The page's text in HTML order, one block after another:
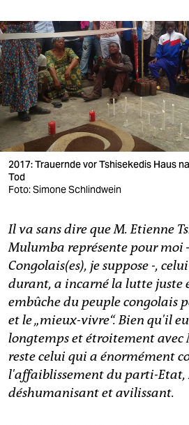
2017: Trauernde vor Tshisekedis Haus
Tod
Foto: Simone Schlindwein
Il va sans dire que M. Etienne
Mulumba représente pour moi
Congolais(es), je suppose -,
durant, a incarné la lutte juste
embûche du peuple congolais
et le „mieux-vivre“. Bien qu'il
longtemps et étroitement avec
reste celui qui a énormément
l'affaiblissement du parti-Etat,
déshumanisant et avilissant.